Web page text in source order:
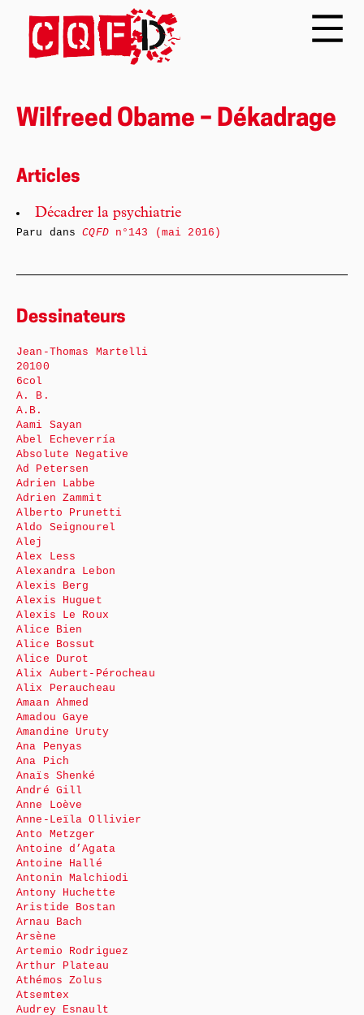
Wilfreed Obame – Dékadrage
Articles
Décadrer la psychiatrie
Paru dansCQFDn°143 (mai 2016)
Dessinateurs
Jean-Thomas Martelli
20100
6col
A. B.
A.B.
Aami Sayan
Abel Echeverría
Absolute Negative
Ad Petersen
Adrien Labbe
Adrien Zammit
Alberto Prunetti
Aldo Seignourel
Alej
Alex Less
Alexandra Lebon
Alexis Berg
Alexis Huguet
Alexis Le Roux
Alice Bien
Alice Bossut
Alice Durot
Alix Aubert-Pérocheau
Alix Peraucheau
Amaan Ahmed
Amadou Gaye
Amandine Uruty
Ana Penyas
Ana Pich
Anaïs Shenké
André Gill
Anne Loève
Anne-Leïla Ollivier
Anto Metzger
Antoine d’Agata
Antoine Hallé
Antonin Malchiodi
Antony Huchette
Aristide Bostan
Arnau Bach
Arsène
Artemio Rodriguez
Arthur Plateau
Athémos Zolus
Atsemtex
Audrey Esnault